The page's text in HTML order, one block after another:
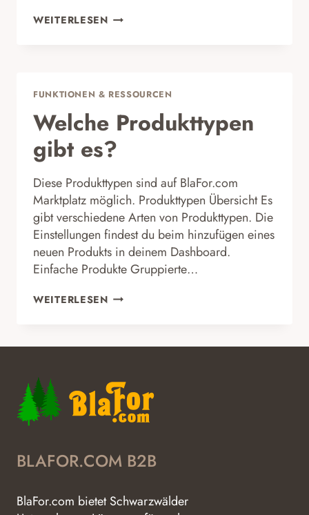
WEITERLESENWAS
FUNKTIONEN & RESSOURCEN
Welche Produkttypen
gibt es?
Diese Produkttypen sind auf BlaFor.com
Marktplatz möglich. Produkttypen Übersicht Es
gibt verschiedene Arten von Produkttypen. Die
Einstellungen findest du beim hinzufügen eines
neuen Produkts in deinem Dashboard.
Einfache Produkte Gruppierte…
WEITERLESENWELCHE
BLAFOR.COM B2B
BlaFor.com bietet Schwarzwälder